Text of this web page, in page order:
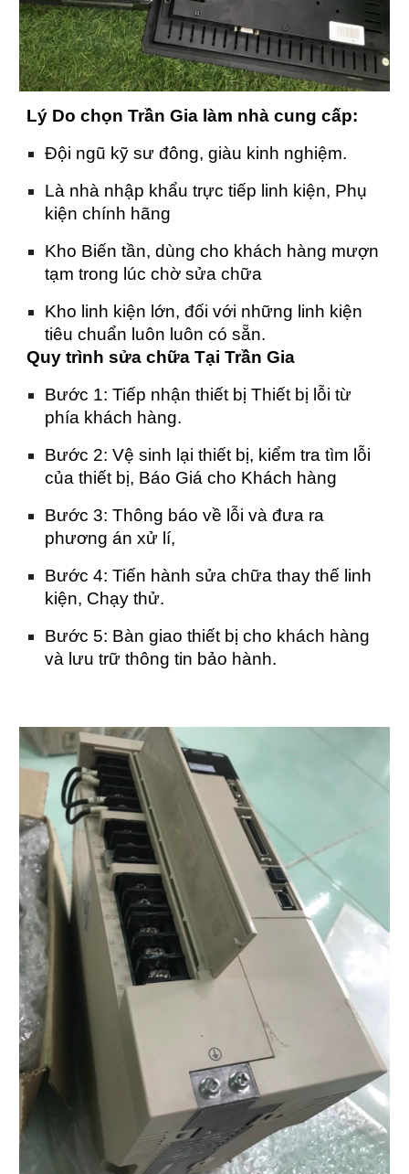
Lý Do chọn Trần Gia làm nhà cung cấp:
Đội ngũ kỹ sư đông, giàu kinh nghiệm.
Là nhà nhập khẩu trực tiếp linh kiện, Phụ
kiện chính hãng
Kho Biến tần, dùng cho khách hàng mượn
tạm trong lúc chờ sửa chữa
Kho linh kiện lớn, đối với những linh kiện
tiêu chuẩn luôn luôn có sẵn.
Quy trình sửa chữa Tại Trần Gia
Bước 1: Tiếp nhận thiết bị Thiết bị lỗi từ
phía khách hàng.
Bước 2: Vệ sinh lại thiết bị, kiểm tra tìm lỗi
của thiết bị, Báo Giá cho Khách hàng
Bước 3: Thông báo về lỗi và đưa ra
phương án xử lí,
Bước 4: Tiến hành sửa chữa thay thế linh
kiện, Chạy thử.
Bước 5: Bàn giao thiết bị cho khách hàng
và lưu trữ thông tin bảo hành.